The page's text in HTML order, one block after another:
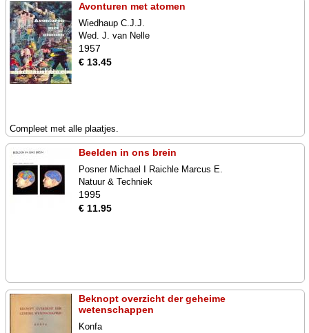
Avonturen met atomen
Wiedhaup C.J.J.
Wed. J. van Nelle
1957
€ 13.45
Compleet met alle plaatjes.
Beelden in ons brein
Posner Michael I Raichle Marcus E.
Natuur & Techniek
1995
€ 11.95
Beknopt overzicht der geheime
wetenschappen
Konfa